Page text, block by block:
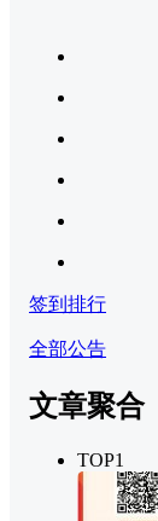
签到排行
全部公告
文章聚合
TOP1